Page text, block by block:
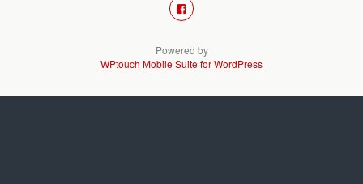
Powered by
WPtouch Mobile Suite for WordPress